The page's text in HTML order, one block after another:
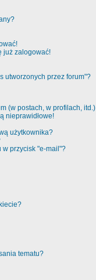
już zalogować!
utworzonych przez forum"?
(w postach, w profilach, itd.)
nieprawidłowe!
użytkownika?
w przycisk "e-mail"?
tematu?